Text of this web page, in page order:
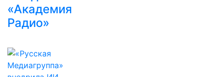
«Академия
Радио»